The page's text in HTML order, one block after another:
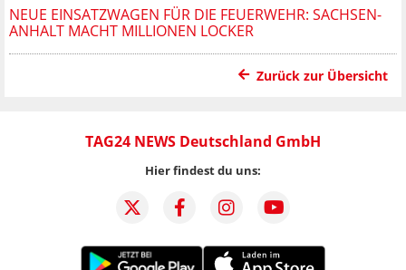
NEUE EINSATZWAGEN FÜR DIE FEUERWEHR: SACHSEN-
ANHALT MACHT MILLIONEN LOCKER
Zurück zur Übersicht
TAG24 NEWS Deutschland GmbH
Hier findest du uns: